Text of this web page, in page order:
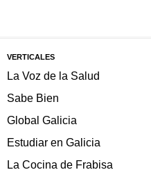
VERTICALES
La Voz de la Salud
Sabe Bien
Global Galicia
Estudiar en Galicia
La Cocina de Frabisa